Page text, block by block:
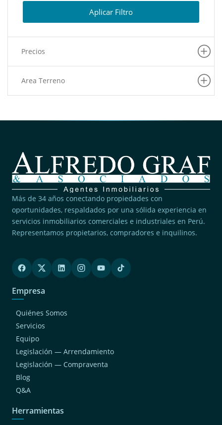
Puente Piedra (1)
Carabayllo (1)
Rimac
San Martin De Porres (1)
Aplicar Filtro
Precios
Area Terreno
Más de 34 años conectando propiedades con
oportunidades, respaldados por una sólida experiencia en
servicios inmobiliarios comerciales e industriales en Perú.
Representamos propietarios, compradores e inquilinos.
Empresa
Quiénes Somos
Servicios
Equipo
Legislación — Arrendamiento
Legislación — Compraventa
Blog
Q&A
Herramientas